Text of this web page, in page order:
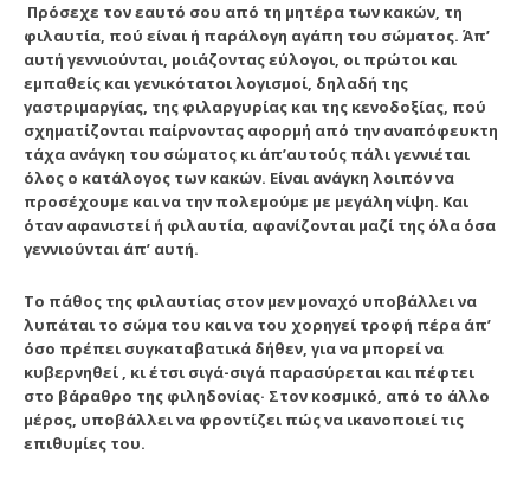
Πρόσεχε τον εαυτό σου από τη μητέρα των κακών, τη
φιλαυτία, πού είναι ή παράλογη αγάπη του σώματος. Άπ’
αυτή γεννιούνται, μοιάζοντας εύλογοι, οι πρώτοι και
εμπαθείς και γενικότατοι λογισμοί, δηλαδή της
γαστριμαργίας, της φιλαργυρίας και της κενοδοξίας, πού
σχηματίζονται παίρνοντας αφορμή από την αναπόφευκτη
τάχα ανάγκη του σώματος κι άπ’αυτούς πάλι γεννιέται
όλος ο κατάλογος των κακών. Είναι ανάγκη λοιπόν να
προσέχουμε και να την πολεμούμε με μεγάλη νίψη. Και
όταν αφανιστεί ή φιλαυτία, αφανίζονται μαζί της όλα όσα
γεννιούνται άπ’ αυτή.
Το πάθος της φιλαυτίας στον μεν μοναχό υποβάλλει να
λυπάται το σώμα του και να του χορηγεί τροφή πέρα άπ’
όσο πρέπει συγκαταβατικά δήθεν, για να μπορεί να
κυβερνηθεί , κι έτσι σιγά-σιγά παρασύρεται και πέφτει
στο βάραθρο της φιληδονίας· Στον κοσμικό, από το άλλο
μέρος, υποβάλλει να φροντίζει πώς να ικανοποιεί τις
επιθυμίες του.